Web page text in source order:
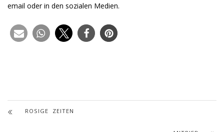
email oder in den sozialen Medien.
ROSIGE ZEITEN